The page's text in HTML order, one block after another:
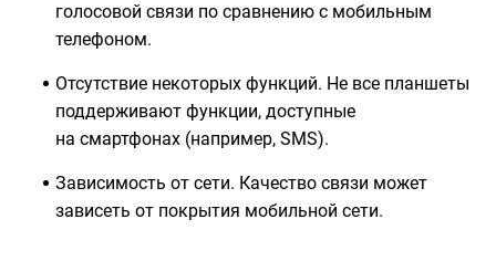
голосовой связи по сравнению с мобильным
телефоном.
Отсутствие некоторых функций. Не все планшеты
поддерживают функции, доступные
на смартфонах (например, SMS).
Зависимость от сети. Качество связи может
зависеть от покрытия мобильной сети.